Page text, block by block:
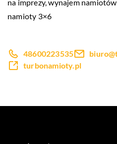
na imprezy, wynajem
namioty 3×6
48600223535
turbonamioty.pl